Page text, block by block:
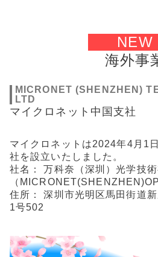
NEW
海外事
MICRONET (SHENZHEN)
LTD
マイクロネット中国支社
マイクロネットは2024年4月1
社を設立いたしました。
社名： 万科奈（深圳）光学技術
（
住所： 深圳市光明区馬田街道
1号502